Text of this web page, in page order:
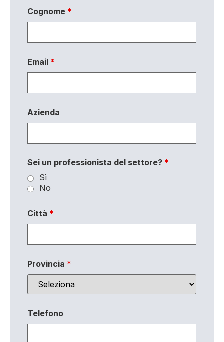
Cognome *
Email *
Azienda
Sei un professionista del settore? *
Sì
No
Città *
Provincia *
Telefono